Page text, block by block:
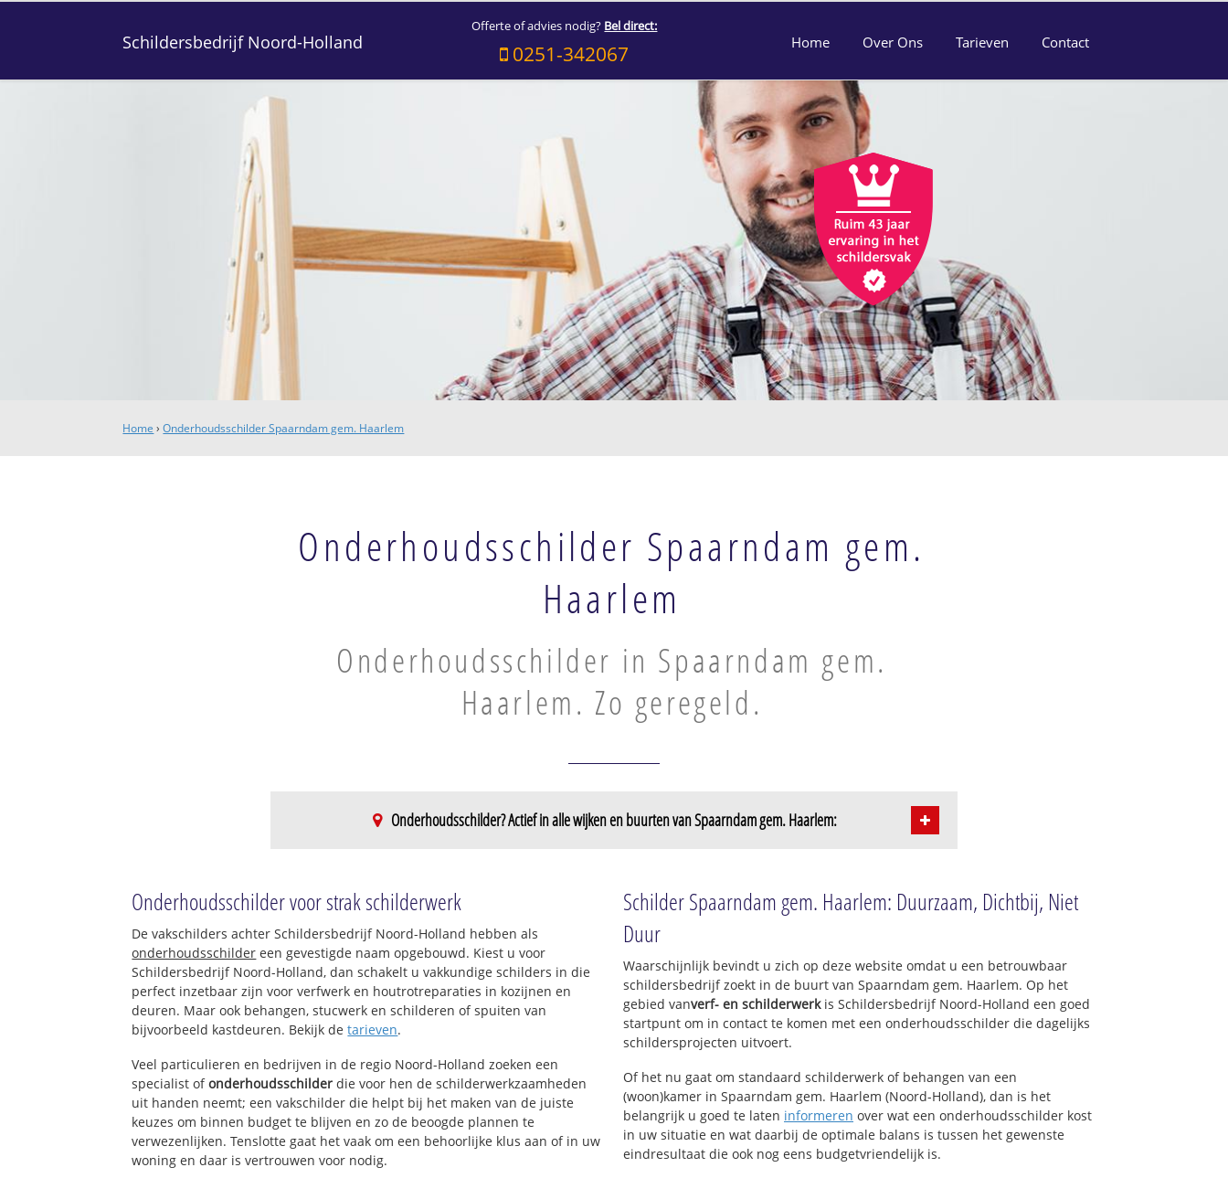
Schildersbedrijf Noord-Holland
Offerte of advies nodig? Bel direct:
0251-342067 Home Over Ons Tarieven Contact
Home ›Onderhoudsschilder Spaarndam gem. Haarlem
Onderhoudsschilder Spaarndam gem.
Haarlem
Onderhoudsschilder in Spaarndam gem.
Haarlem. Zo geregeld.
Onderhoudsschilder? Actief in alle wijken en buurten van Spaarndam gem. Haarlem:
Oud Spaarndam
Onderhoudsschilder voor strak schilderwerk
De vakschilders achter Schildersbedrijf Noord-Holland hebben als
onderhoudsschilder een gevestigde naam opgebouwd. Kiest u voor
Schildersbedrijf Noord-Holland, dan schakelt u vakkundige schilders in die
perfect inzetbaar zijn voor verfwerk en houtrotreparaties in kozijnen en
deuren. Maar ook behangen, stucwerk en schilderen of spuiten van
bijvoorbeeld kastdeuren. Bekijk detarieven.
Veel particulieren en bedrijven in de regio Noord-Holland zoeken een
specialist ofonderhoudsschilder die voor hen de schilderwerkzaamheden
uit handen neemt; een vakschilder die helpt bij het maken van de juiste
keuzes om binnen budget te blijven en zo de beoogde plannen te
verwezenlijken. Tenslotte gaat het vaak om een behoorlijke klus aan of in uw
woning en daar is vertrouwen voor nodig.
Schilder Spaarndam gem. Haarlem: Duurzaam, Dichtbij, Niet
Duur
Waarschijnlijk bevindt u zich op deze website omdat u een betrouwbaar
schildersbedrijf zoekt in de buurt van Spaarndam gem. Haarlem. Op het
gebied vanverf- en schilderwerkis Schildersbedrijf Noord-Holland een goed
startpunt om in contact te komen met een onderhoudsschilder die dagelijks
schildersprojecten uitvoert.
Of het nu gaat om standaard schilderwerk of behangen van een
(woon)kamer in Spaarndam gem. Haarlem (Noord-Holland), dan is het
belangrijk u goed te laten informeren over wat een onderhoudsschilder kost
in uw situatie en wat daarbij de optimale balans is tussen het gewenste
eindresultaat die ook nog eens budgetvriendelijk is.